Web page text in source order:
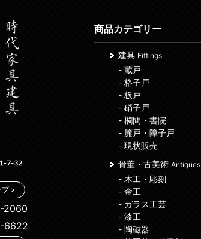
プ >
2060
6622
商品カテゴリー
建具 Fittings
- 蔵戸
- 格子戸
- 板戸
- 硝子戸
- 欄間・書院
- 簾戸・障子戸
- 現状販売
骨董・古美術 Antiques
- 木工・彫刻
- 金工
- ガラス工芸
- 漆工
- 陶磁器